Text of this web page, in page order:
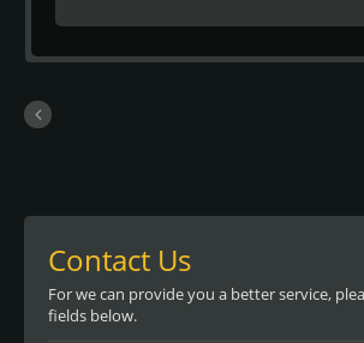
により、さまざまな素材に簡単に接着で
きます。 車の塗料や粗い表面、低表面エ
で可能になります。